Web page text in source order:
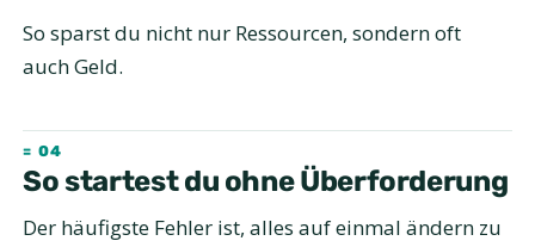
So sparst du nicht nur Ressourcen, sondern oft
auch Geld.
So startest du ohne Überforderung
Der häufigste Fehler ist, alles auf einmal ändern zu